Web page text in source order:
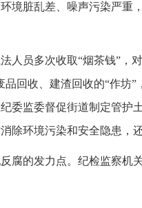
境脏乱差、噪声污染严重
人员多次收取“烟茶钱”，
回收、建渣回收的“作坊”
委监委督促街道制定管护
除环境污染和安全隐患，
腐的发力点。纪检监察机